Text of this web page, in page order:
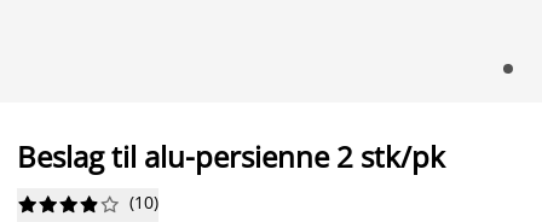
Beslag til alu-persienne 2 stk/pk





 (10)